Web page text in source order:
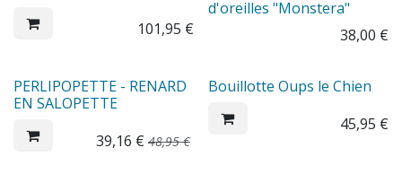
101,95 €
d'oreilles "Monstera"
38,00 €
Sale
PERLIPOPETTE - RENARD
EN SALOPETTE
39,16 € 48,95€
Bouillotte Oups le Chien
45,95 €